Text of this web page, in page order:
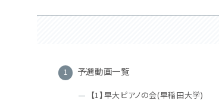
予選動画一覧
【1】早大ピアノの会(早稲田大学)